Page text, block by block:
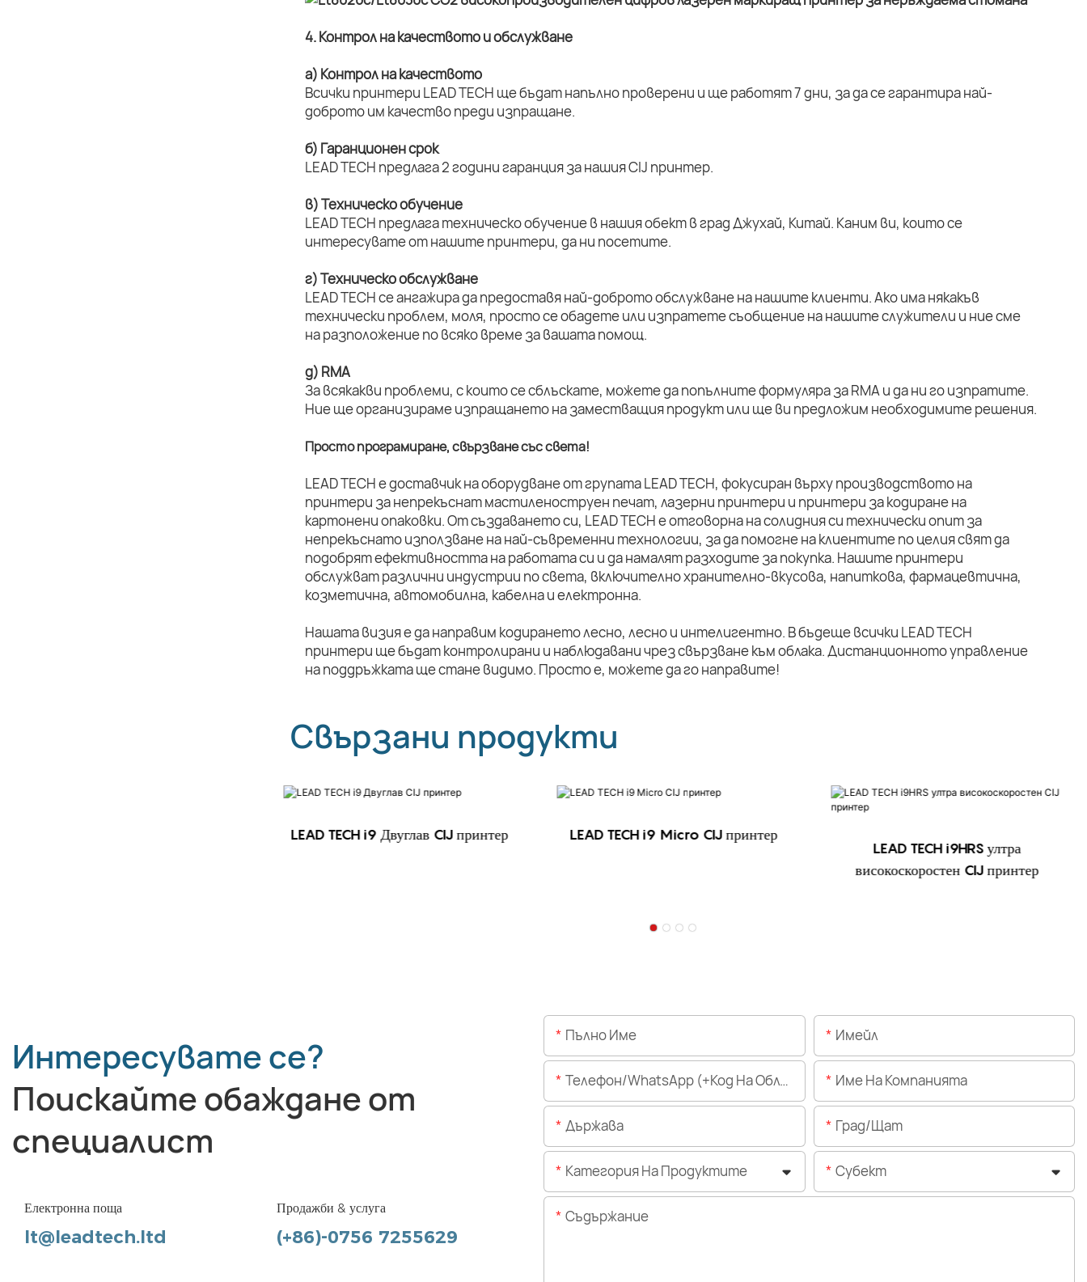
4. Контрол на качеството и обслужване
а) Контрол на качеството
Всички принтери LEAD TECH ще бъдат напълно проверени и ще работят 7 дни, за да се гарантира най-
доброто им качество преди изпращане.
б) Гаранционен срок
LEAD TECH предлага 2 години гаранция за нашия CIJ принтер.
в) Техническо обучение
LEAD TECH предлага техническо обучение в нашия обект в град Джухай, Китай. Каним ви, които се
интересувате от нашите принтери, да ни посетите.
г) Техническо обслужване
LEAD TECH се ангажира да предоставя най-доброто обслужване на нашите клиенти. Ако има някакъв
технически проблем, моля, просто се обадете или изпратете съобщение на нашите служители и ние сме
на разположение по всяко време за вашата помощ.
д) RMA
За всякакви проблеми, с които се сблъскате, можете да попълните формуляра за RMA и да ни го изпратите.
Ние ще организираме изпращането на заместващия продукт или ще ви предложим необходимите решения.
Просто програмиране, свързване със света!
LEAD TECH е доставчик на оборудване от групата LEAD TECH, фокусиран върху производството на
принтери за непрекъснат мастиленоструен печат, лазерни принтери и принтери за кодиране на
картонени опаковки. От създаването си, LEAD TECH е отговорна на солидния си технически опит за
непрекъснато използване на най-съвременни технологии, за да помогне на клиентите по целия свят да
подобрят ефективността на работата си и да намалят разходите за покупка. Нашите принтери
обслужват различни индустрии по света, включително хранително-вкусова, напиткова, фармацевтична,
козметична, автомобилна, кабелна и електронна.
Нашата визия е да направим кодирането лесно, лесно и интелигентно. В бъдеще всички LEAD TECH
принтери ще бъдат контролирани и наблюдавани чрез свързване към облака. Дистанционното управление
на поддръжката ще стане видимо. Просто е, можете да го направите!
Свързани продукти
LEAD TECH i9 Двуглав CIJ принтер
LEAD TECH i9 Micro CIJ принтер
LEAD TECH i9HRS ултра
високоскоростен CIJ принтер
Интересувате се?
Поискайте обаждане от
специалист
Електронна поща
lt@leadtech.ltd
Продажби & услуга
(+86)-0756 7255629
Пълно Име Имейл
Телефон/WhatsApp (+Код На Областта) Име На Компанията
Държава Град/щат
Категория На Продуктите Субект
Съдържание